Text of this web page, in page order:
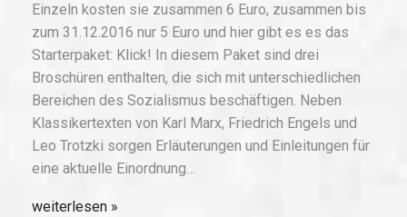
Einzeln kosten sie zusammen 6 Euro, zusammen bis
zum 31.12.2016 nur 5 Euro und hier gibt es es das
Starterpaket: Klick! In diesem Paket sind drei
Broschüren enthalten, die sich mit unterschiedlichen
Bereichen des Sozialismus beschäftigen. Neben
Klassikertexten von Karl Marx, Friedrich Engels und
Leo Trotzki sorgen Erläuterungen und Einleitungen für
eine aktuelle Einordnung…
weiterlesen